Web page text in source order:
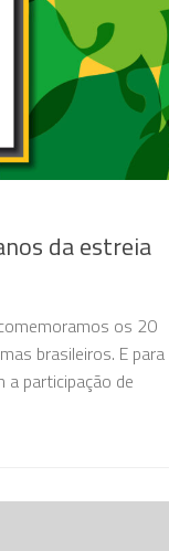
da estreia
os 20
brasileiros. E para
a participação de